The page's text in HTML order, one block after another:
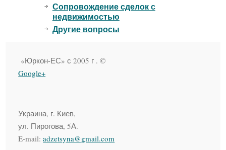
Сопровождение сделок с
недвижимостью
Другие вопросы
«Юркон-ЕС» с 2005 г . ©
Google+
Украина, г. Киев,
ул. Пирогова, 5А.
E-mail:adzetsyna@gmail.com